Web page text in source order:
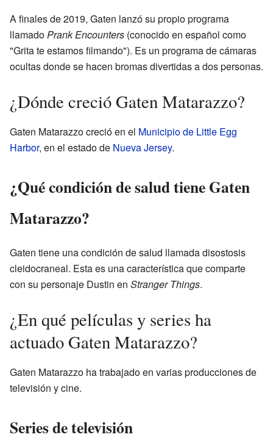
A finales de 2019, Gaten lanzó su propio programa
llamadoPrank Encounters (conocido en español como
"Grita te estamos filmando"). Es un programa de cámaras
ocultas donde se hacen bromas divertidas a dos personas.
¿Dónde creció Gaten Matarazzo?
Gaten Matarazzo creció en el Municipio de Little Egg
Harbor, en el estado de Nueva Jersey.
¿Qué condición de salud tiene Gaten
Matarazzo?
Gaten tiene una condición de salud llamada disostosis
cleidocraneal. Esta es una característica que comparte
con su personaje Dustin en Stranger Things.
¿En qué películas y series ha
actuado Gaten Matarazzo?
Gaten Matarazzo ha trabajado en varias producciones de
televisión y cine.
Series de televisión